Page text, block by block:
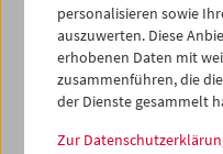
Programmheft-PDF
English language or
< Vorherige Woche
personalisieren sowie
auszuwerten. Diese
erhobenen Daten mit
zusammenführen, die
der Dienste gesammelt
Zur